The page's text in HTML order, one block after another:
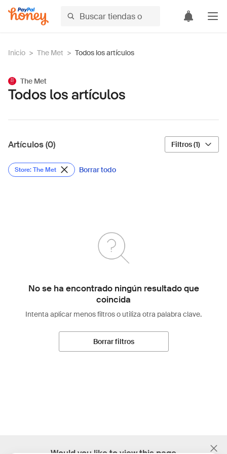
Inicio > The Met > Todos los artículos
The Met
Todos los artículos
Artículos (0) Filtros (1)
Store: The Met Borrar todo
No se ha encontrado ningún resultado que
coincida
Intenta aplicar menos filtros o utiliza otra palabra clave.
Borrar filtros